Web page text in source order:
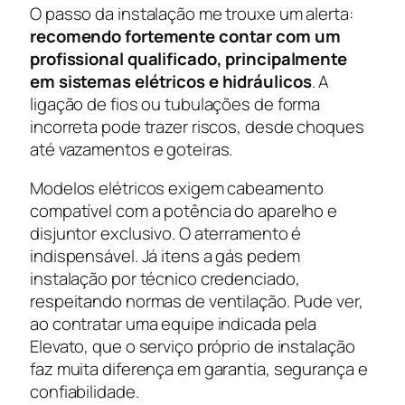
O passo da instalação me trouxe um alerta:
recomendo fortemente contar com um
profissional qualificado, principalmente
em sistemas elétricos e hidráulicos. A
ligação de fios ou tubulações de forma
incorreta pode trazer riscos, desde choques
até vazamentos e goteiras.
Modelos elétricos exigem cabeamento
compatível com a potência do aparelho e
disjuntor exclusivo. O aterramento é
indispensável. Já itens a gás pedem
instalação por técnico credenciado,
respeitando normas de ventilação. Pude ver,
ao contratar uma equipe indicada pela
Elevato, que o serviço próprio de instalação
faz muita diferença em garantia, segurança e
confiabilidade.